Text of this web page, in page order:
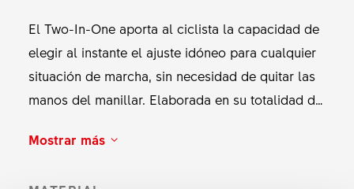
El Two-In-One aporta al ciclista la capacidad de
elegir al instante el ajuste idóneo para cualquier
situación de marcha, sin necesidad de quitar las
manos del manillar. Elaborada en su totalidad de
sensaciones precisas y retroalimentación
Mostrar más